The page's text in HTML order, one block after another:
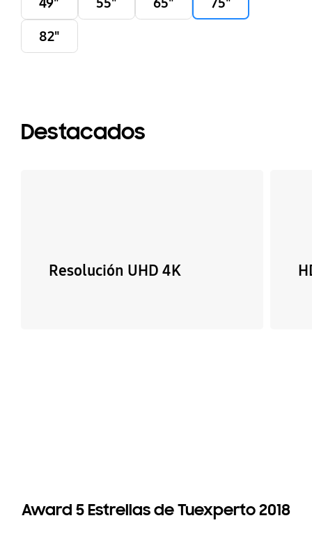
82"
Destacados
Resolución UHD 4K
Award 5 Estrellas de Tuexperto 2018